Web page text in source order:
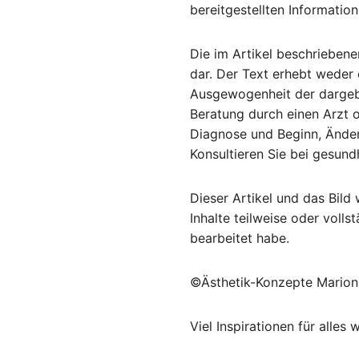
bereitgestellten
Die im Artikel
dar. Der Text erhebt
Ausgewogenheit der
Beratung durch einen Arzt
Diagnose und Beginn,
Konsultieren Sie bei
Dieser Artikel und das Bild
Inhalte teilweise oder
bearbeitet habe.
©Ästhetik-Konzepte
Viel Inspirationen für alles